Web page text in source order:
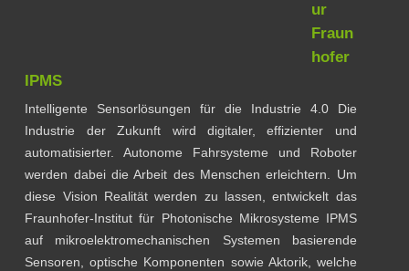
ur
Fraun
hofer
IPMS
Intelligente Sensorlösungen für die Industrie 4.0 Die
Industrie der Zukunft wird digitaler, effizienter und
automatisierter. Autonome Fahrsysteme und Roboter
werden dabei die Arbeit des Menschen erleichtern. Um
diese Vision Realität werden zu lassen, entwickelt das
Fraunhofer-Institut für Photonische Mikrosysteme IPMS
auf mikroelektromechanischen Systemen basierende
Sensoren, optische Komponenten sowie Aktorik, welche